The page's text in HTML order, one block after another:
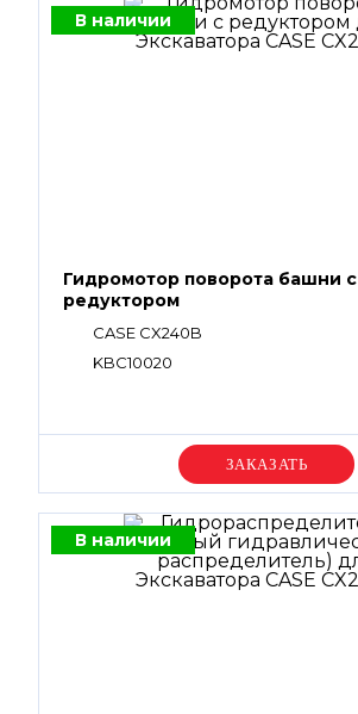
В наличии
Гидромотор поворота башни с
редуктором
CASE CX240B
KBC10020
Уточняйте цену
В наличии